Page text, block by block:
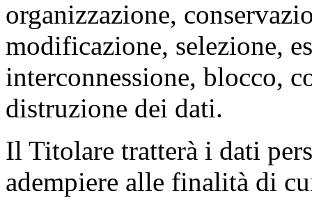
organizzazione,
modificazione, selezione,
interconnessione, blocco,
distruzione dei dati.
Il Titolare tratterà i dati
adempiere alle finalità di